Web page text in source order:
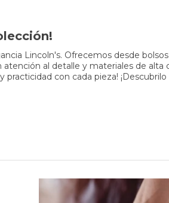
Lincoln's. Ofrecemos desde
al detalle y materiales de alta
con cada pieza! ¡Descubrilo